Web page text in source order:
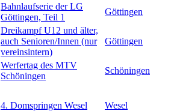
Bahnlaufserie der LG
Göttingen, Teil 1
Göttingen
Dreikampf U12 und älter,
auch Senioren/Innen (nur
vereinsintern)
Göttingen
Werfertag des MTV
Schöningen
Schöningen
4. Domspringen Wesel Wesel